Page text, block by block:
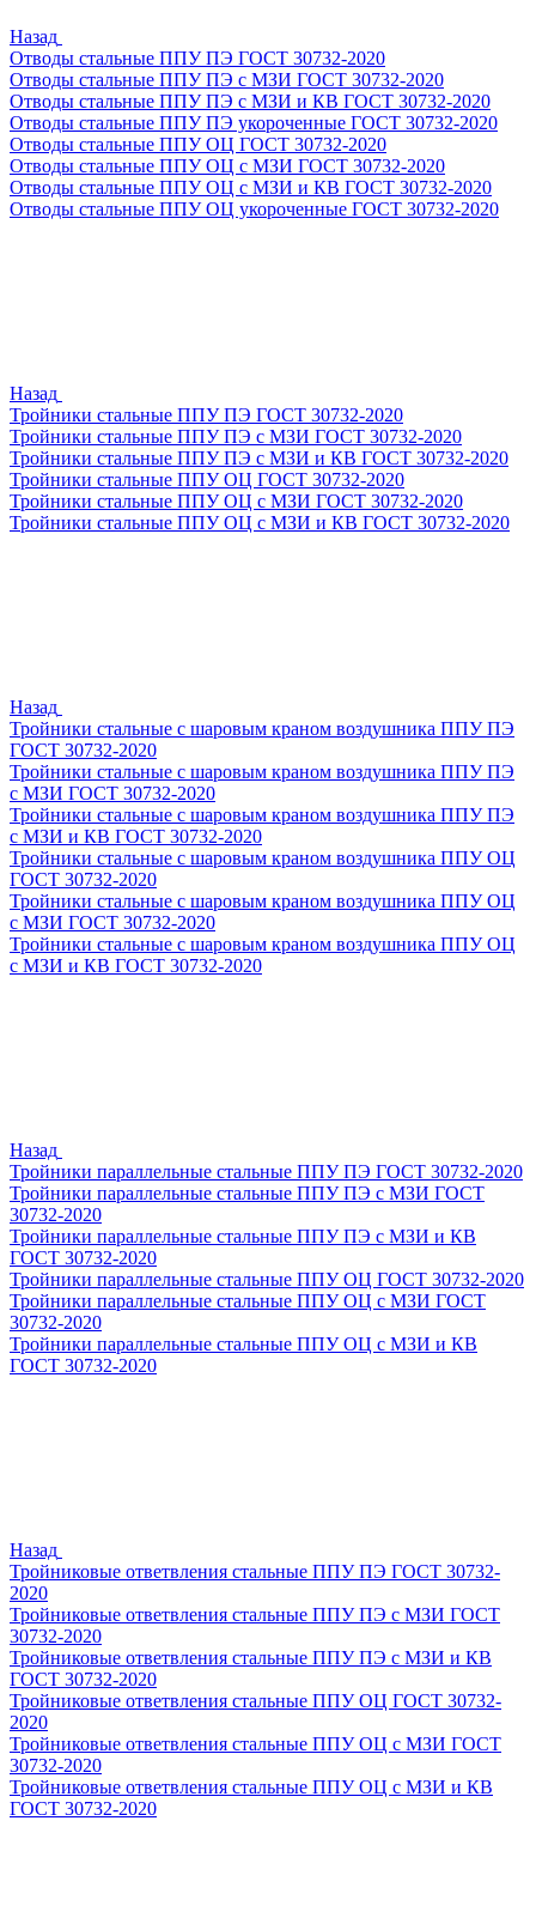
Назад
Отводы стальные ППУ ПЭ ГОСТ 30732-2020
Отводы стальные ППУ ПЭ с МЗИ ГОСТ 30732-2020
Отводы стальные ППУ ПЭ с МЗИ и КВ ГОСТ 30732-2020
Отводы стальные ППУ ПЭ укороченные ГОСТ 30732-2020
Отводы стальные ППУ ОЦ ГОСТ 30732-2020
Отводы стальные ППУ ОЦ с МЗИ ГОСТ 30732-2020
Отводы стальные ППУ ОЦ с МЗИ и КВ ГОСТ 30732-2020
Отводы стальные ППУ ОЦ укороченные ГОСТ 30732-2020
Назад
Тройники стальные ППУ ПЭ ГОСТ 30732-2020
Тройники стальные ППУ ПЭ с МЗИ ГОСТ 30732-2020
Тройники стальные ППУ ПЭ с МЗИ и КВ ГОСТ 30732-2020
Тройники стальные ППУ ОЦ ГОСТ 30732-2020
Тройники стальные ППУ ОЦ с МЗИ ГОСТ 30732-2020
Тройники стальные ППУ ОЦ с МЗИ и КВ ГОСТ 30732-2020
Назад
Тройники стальные с шаровым краном воздушника ППУ ПЭ
ГОСТ 30732-2020
Тройники стальные с шаровым краном воздушника ППУ ПЭ
с МЗИ ГОСТ 30732-2020
Тройники стальные с шаровым краном воздушника ППУ ПЭ
с МЗИ и КВ ГОСТ 30732-2020
Тройники стальные с шаровым краном воздушника ППУ ОЦ
ГОСТ 30732-2020
Тройники стальные с шаровым краном воздушника ППУ ОЦ
с МЗИ ГОСТ 30732-2020
Тройники стальные с шаровым краном воздушника ППУ ОЦ
с МЗИ и КВ ГОСТ 30732-2020
Назад
Тройники параллельные стальные ППУ ПЭ ГОСТ 30732-2020
Тройники параллельные стальные ППУ ПЭ с МЗИ ГОСТ
30732-2020
Тройники параллельные стальные ППУ ПЭ с МЗИ и КВ
ГОСТ 30732-2020
Тройники параллельные стальные ППУ ОЦ ГОСТ 30732-2020
Тройники параллельные стальные ППУ ОЦ с МЗИ ГОСТ
30732-2020
Тройники параллельные стальные ППУ ОЦ с МЗИ и КВ
ГОСТ 30732-2020
Назад
Тройниковые ответвления стальные ППУ ПЭ ГОСТ 30732-
2020
Тройниковые ответвления стальные ППУ ПЭ с МЗИ ГОСТ
30732-2020
Тройниковые ответвления стальные ППУ ПЭ с МЗИ и КВ
ГОСТ 30732-2020
Тройниковые ответвления стальные ППУ ОЦ ГОСТ 30732-
2020
Тройниковые ответвления стальные ППУ ОЦ с МЗИ ГОСТ
30732-2020
Тройниковые ответвления стальные ППУ ОЦ с МЗИ и КВ
ГОСТ 30732-2020